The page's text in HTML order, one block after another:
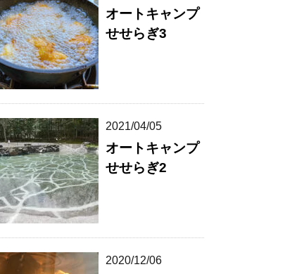
オートキャンプ
せせらぎ3
2021/04/05
オートキャンプ
せせらぎ2
2020/12/06